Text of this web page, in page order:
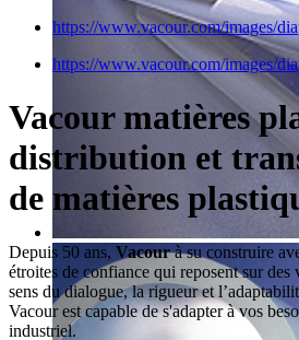
https://www.vacour.com/images/
https://www.vacour.com/images/
Vacour matières
distribution et
de matières
Depuis 50 ans, Vacourà su construire
étroites de confiance qui reposent sur des
sens du dialogue, la rigueur et
Vacour est capable de s'adapter à vos
industriel.